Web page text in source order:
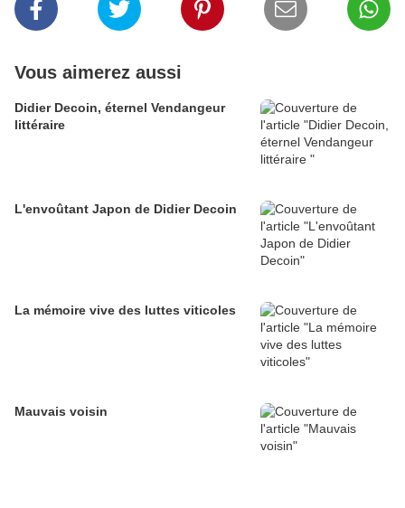
Vous aimerez aussi
Didier Decoin, éternel Vendangeur
littéraire
L'envoûtant Japon de Didier Decoin
La mémoire vive des luttes viticoles
Mauvais voisin